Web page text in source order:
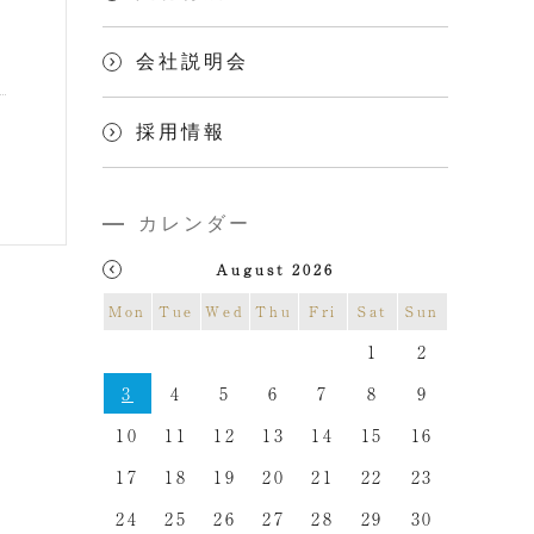
会社説明会
採用情報
カレンダー
August 2026
Mon
Tue Wed Thu Fri Sat Sun
1
2
3
4 5 6 7 8
9
10
11 12 13 14 15
16
17
18 19 20 21 22
23
24
25 26 27 28 29
30